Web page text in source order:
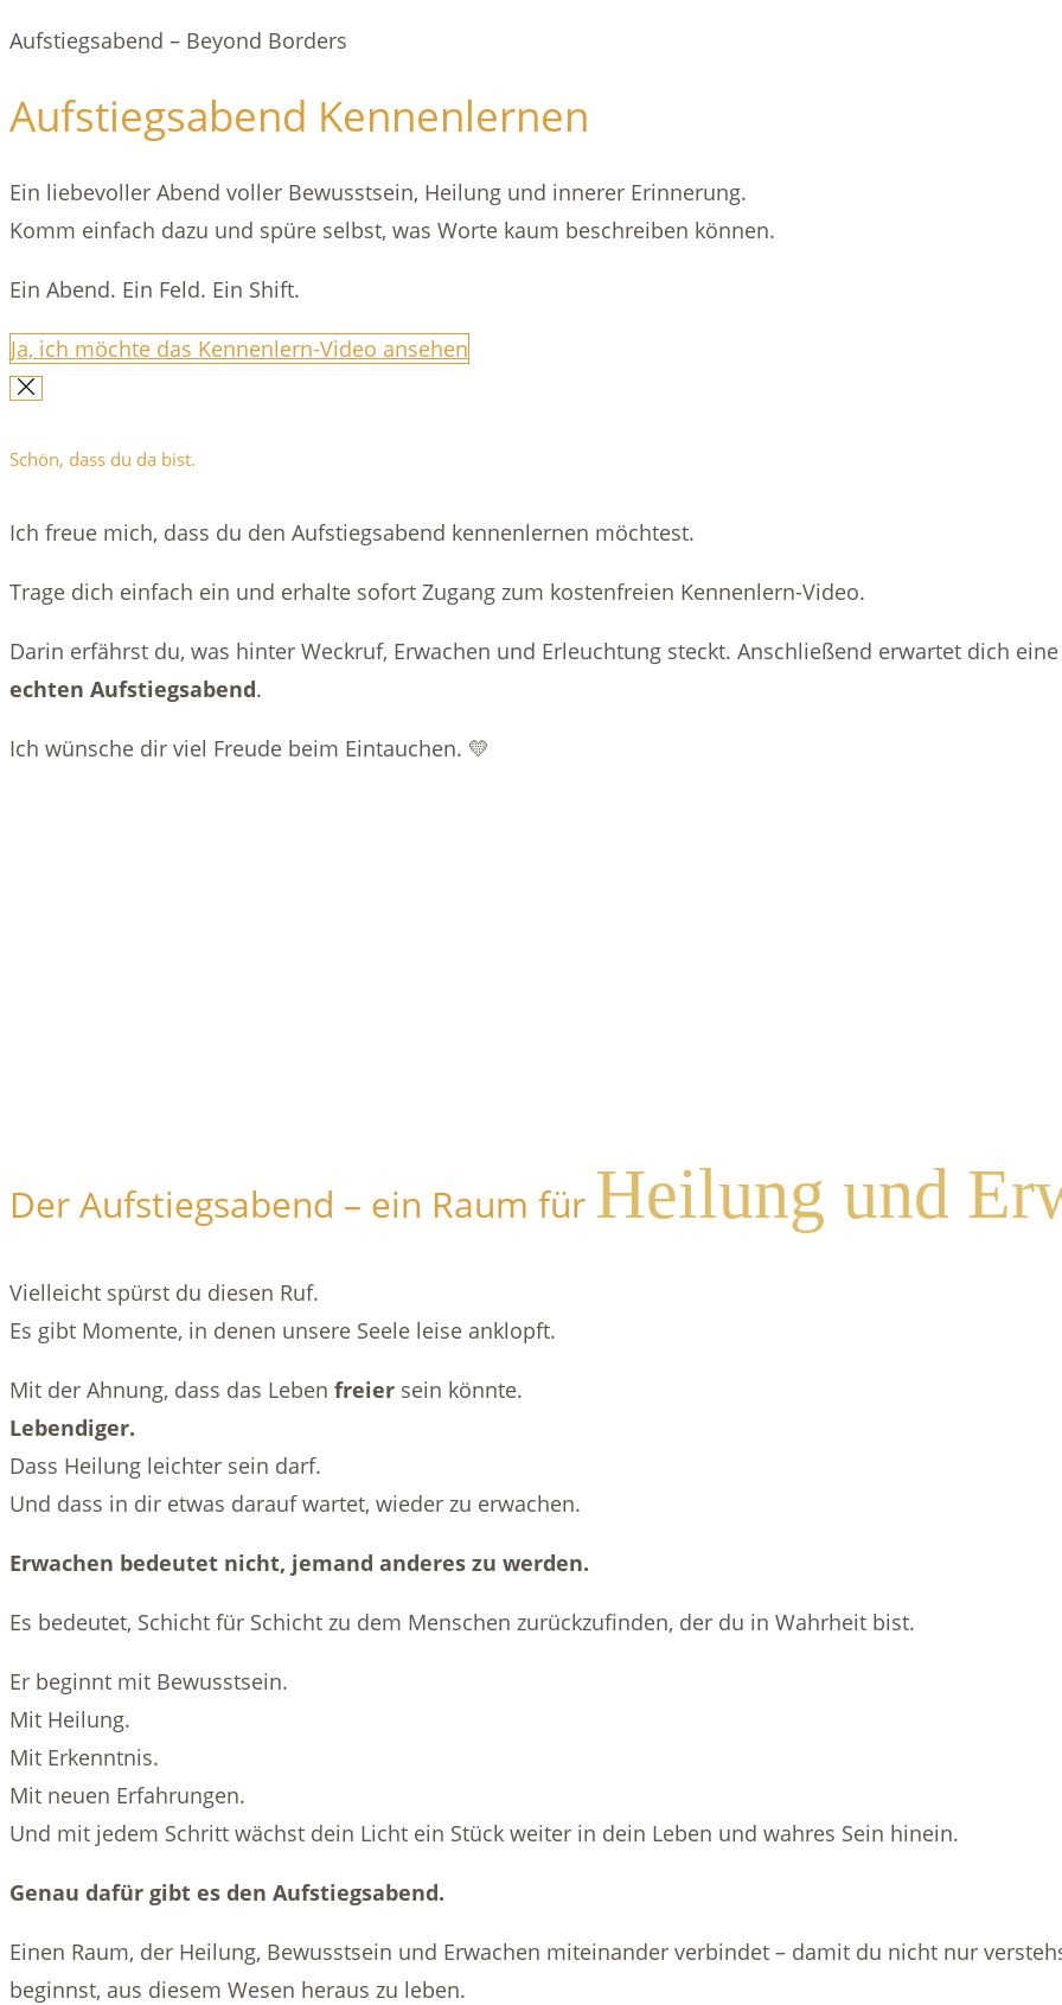
Aufstiegsabend – Beyond Borders
Aufstiegsabend Kennenlernen
Ein liebevoller Abend voller Bewusstsein, Heilung und innerer Erinnerung.
Komm einfach dazu und spüre selbst, was Worte kaum beschreiben können.
Ein Abend. Ein Feld. Ein Shift.
Ja, ich möchte das Kennenlern-Video ansehen
Schön, dass du da bist.
Ich freue mich, dass du den Aufstiegsabend kennenlernen möchtest.
Trage dich einfach ein und erhalte sofort Zugang zum kostenfreien Kennenlern-Video.
Darin erfährst du, was hinter Weckruf, Erwachen und Erleuchtung steckt. Anschließend erwartet dich
echten Aufstiegsabend.
Ich wünsche dir viel Freude beim Eintauchen. 💛
Der Aufstiegsabend – ein Raum für Heilung und
Vielleicht spürst du diesen Ruf.
Es gibt Momente, in denen unsere Seele leise anklopft.
Mit der Ahnung, dass das Leben freier sein könnte.
Lebendiger.
Dass Heilung leichter sein darf.
Und dass in dir etwas darauf wartet, wieder zu erwachen.
Erwachen bedeutet nicht, jemand anderes zu werden.
Es bedeutet, Schicht für Schicht zu dem Menschen zurückzufinden, der du in Wahrheit bist.
Er beginnt mit Bewusstsein.
Mit Heilung.
Mit Erkenntnis.
Mit neuen Erfahrungen.
Und mit jedem Schritt wächst dein Licht ein Stück weiter in dein Leben und wahres Sein hinein.
Genau dafür gibt es den Aufstiegsabend.
Einen Raum, der Heilung, Bewusstsein und Erwachen miteinander verbindet – damit du nicht nur
beginnst, aus diesem Wesen heraus zu leben.